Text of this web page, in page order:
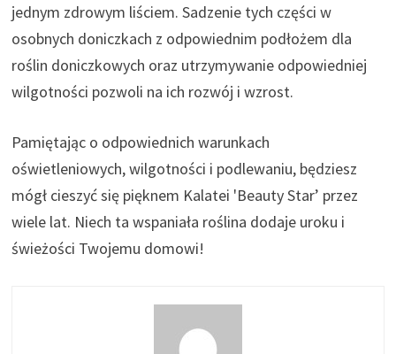
jednym zdrowym liściem. Sadzenie tych części w
osobnych doniczkach z odpowiednim podłożem dla
roślin doniczkowych oraz utrzymywanie odpowiedniej
wilgotności pozwoli na ich rozwój i wzrost.
Pamiętając o odpowiednich warunkach
oświetleniowych, wilgotności i podlewaniu, będziesz
mógł cieszyć się pięknem Kalatei 'Beauty Star’ przez
wiele lat. Niech ta wspaniała roślina dodaje uroku i
świeżości Twojemu domowi!